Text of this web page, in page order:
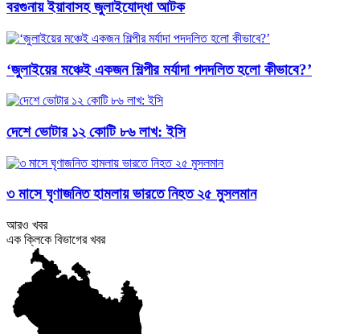
বরগুনায় ইয়াবাসহ জুলাইযোদ্ধা আটক
‘জুলাইয়ের মঞ্চেই একজন শিল্পীর মর্যাদা পদদলিত হলো কীভাবে?’
দেশে ভোটার ১২ কোটি ৮৬ লাখ: ইসি
৩ মাসে ঘৃণাজনিত হামলায় ভারতে নিহত ২৫ মুসলমান
আরও খবর
এক ক্লিকে বিভাগের খবর